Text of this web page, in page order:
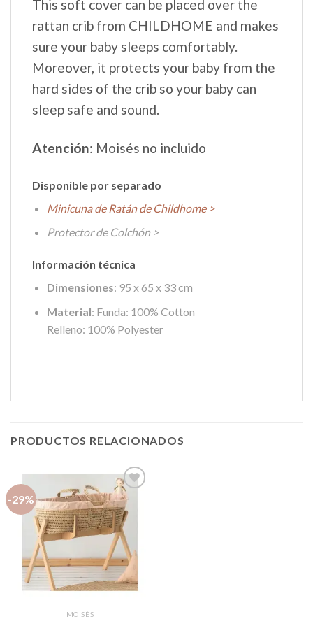
This soft cover can be placed over the
rattan crib from CHILDHOME and makes
sure your baby sleeps comfortably.
Moreover, it protects your baby from the
hard sides of the crib so your baby can
sleep safe and sound.
Atención: Moisés no incluido
Disponible por separado
Minicuna de Ratán de Childhome >
Protector de Colchón >
Información técnica
Dimensiones: 95 x 65 x 33 cm
Material: Funda: 100% Cotton
Relleno: 100% Polyester
PRODUCTOS RELACIONADOS
-29%
Añadir
a la
lista de
deseos
MOISÉS